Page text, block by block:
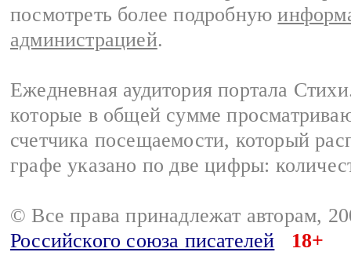
посмотреть более подробную
администрацией.
Ежедневная аудитория портала
которые в общей сумме
счетчика посещаемости, который
графе указано по две цифры:
© Все права принадлежат авторам,
Российского союза писателей
18+